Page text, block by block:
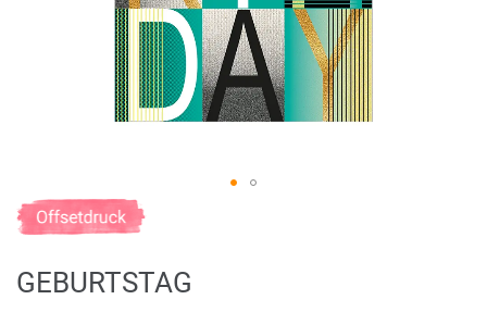
Zum
Anfang
Bildergalerie
GEBURTSTAG